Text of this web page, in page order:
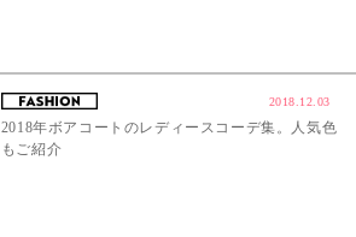
2018.12.03
2018年ボアコートのレディースコーデ集。人気色
もご紹介